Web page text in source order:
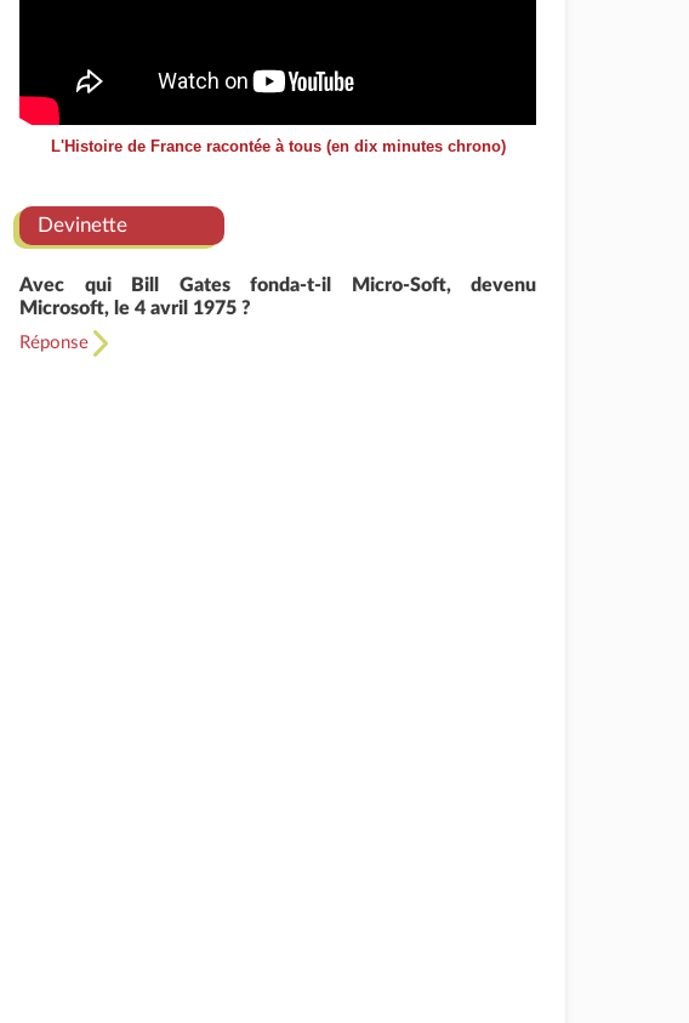
L'Histoire de France racontée à tous (en dix minutes chrono)
Devinette
Avec qui Bill Gates fonda-t-il Micro-Soft, devenu
Microsoft, le 4 avril 1975 ?
Réponse